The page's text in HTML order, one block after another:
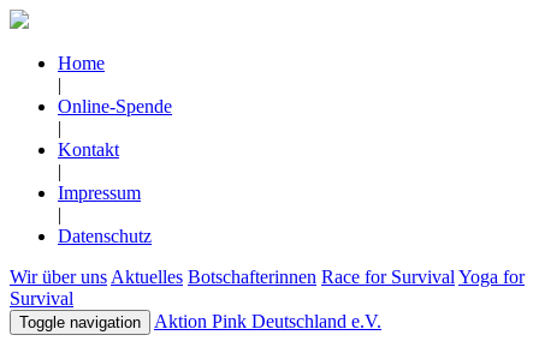
Home
|
Online-Spende
|
Kontakt
|
Impressum
|
Datenschutz
Wir über uns Aktuelles Botschafterinnen Race for Survival Yoga for
Survival
Toggle navigation Aktion Pink Deutschland e.V.